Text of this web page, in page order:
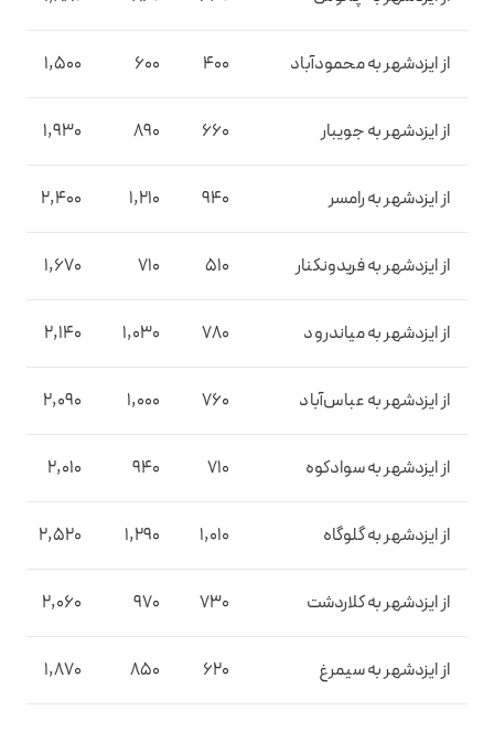
از ایزدشهر به محمودآباد 400
600
1,500
از ایزدشهر به جویبار 660
890
1,930
از ایزدشهر به رامسر 940
1,210
2,400
از ایزدشهر به فریدونکنار 510
710
1,670
از ایزدشهر به میاندرود 780
1,030
2,140
از ایزدشهر به عباس‌آباد 760
1,000
2,090
از ایزدشهر به سوادکوه 710
940
2,010
از ایزدشهر به گلوگاه 1,010
1,290
2,520
از ایزدشهر به کلاردشت 730
970
2,060
از ایزدشهر به سیمرغ 620
850
1,870